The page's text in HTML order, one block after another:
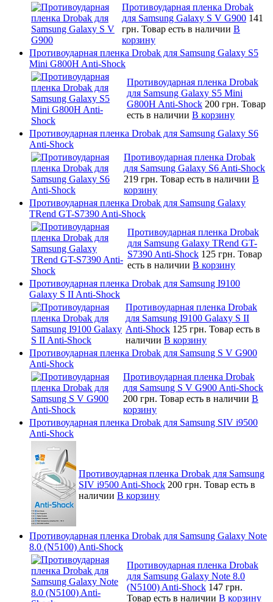
Противоударная пленка Drobak
для Samsung Galaxy S V G900 141
грн. Товар есть в наличии В
корзину
Противоударная пленка Drobak для Samsung Galaxy S5
Mini G800H Anti-Shock
Противоударная пленка Drobak
для Samsung Galaxy S5 Mini
G800H Anti-Shock 200 грн. Товар
есть в наличии В корзину
Противоударная пленка Drobak для Samsung Galaxy S6
Anti-Shock
Противоударная пленка Drobak
для Samsung Galaxy S6 Anti-Shock
219 грн. Товар есть в наличии В
корзину
Противоударная пленка Drobak для Samsung Galaxy
TRend GT-S7390 Anti-Shock
Противоударная пленка Drobak
для Samsung Galaxy TRend GT-
S7390 Anti-Shock 125 грн. Товар
есть в наличии В корзину
Противоударная пленка Drobak для Samsung I9100
Galaxy S II Anti-Shock
Противоударная пленка Drobak
для Samsung I9100 Galaxy S II
Anti-Shock 125 грн. Товар есть в
наличии В корзину
Противоударная пленка Drobak для Samsung S V G900
Anti-Shock
Противоударная пленка Drobak
для Samsung S V G900 Anti-Shock
200 грн. Товар есть в наличии В
корзину
Противоударная пленка Drobak для Samsung SIV i9500
Anti-Shock
Противоударная пленка Drobak для Samsung
SIV i9500 Anti-Shock 200 грн. Товар есть в
наличии В корзину
Противоударная пленка Drobak для Samsung Galaxy Note
8.0 (N5100) Anti-Shock
Противоударная пленка Drobak
для Samsung Galaxy Note 8.0
(N5100) Anti-Shock 147 грн.
Товар есть в наличии В корзину